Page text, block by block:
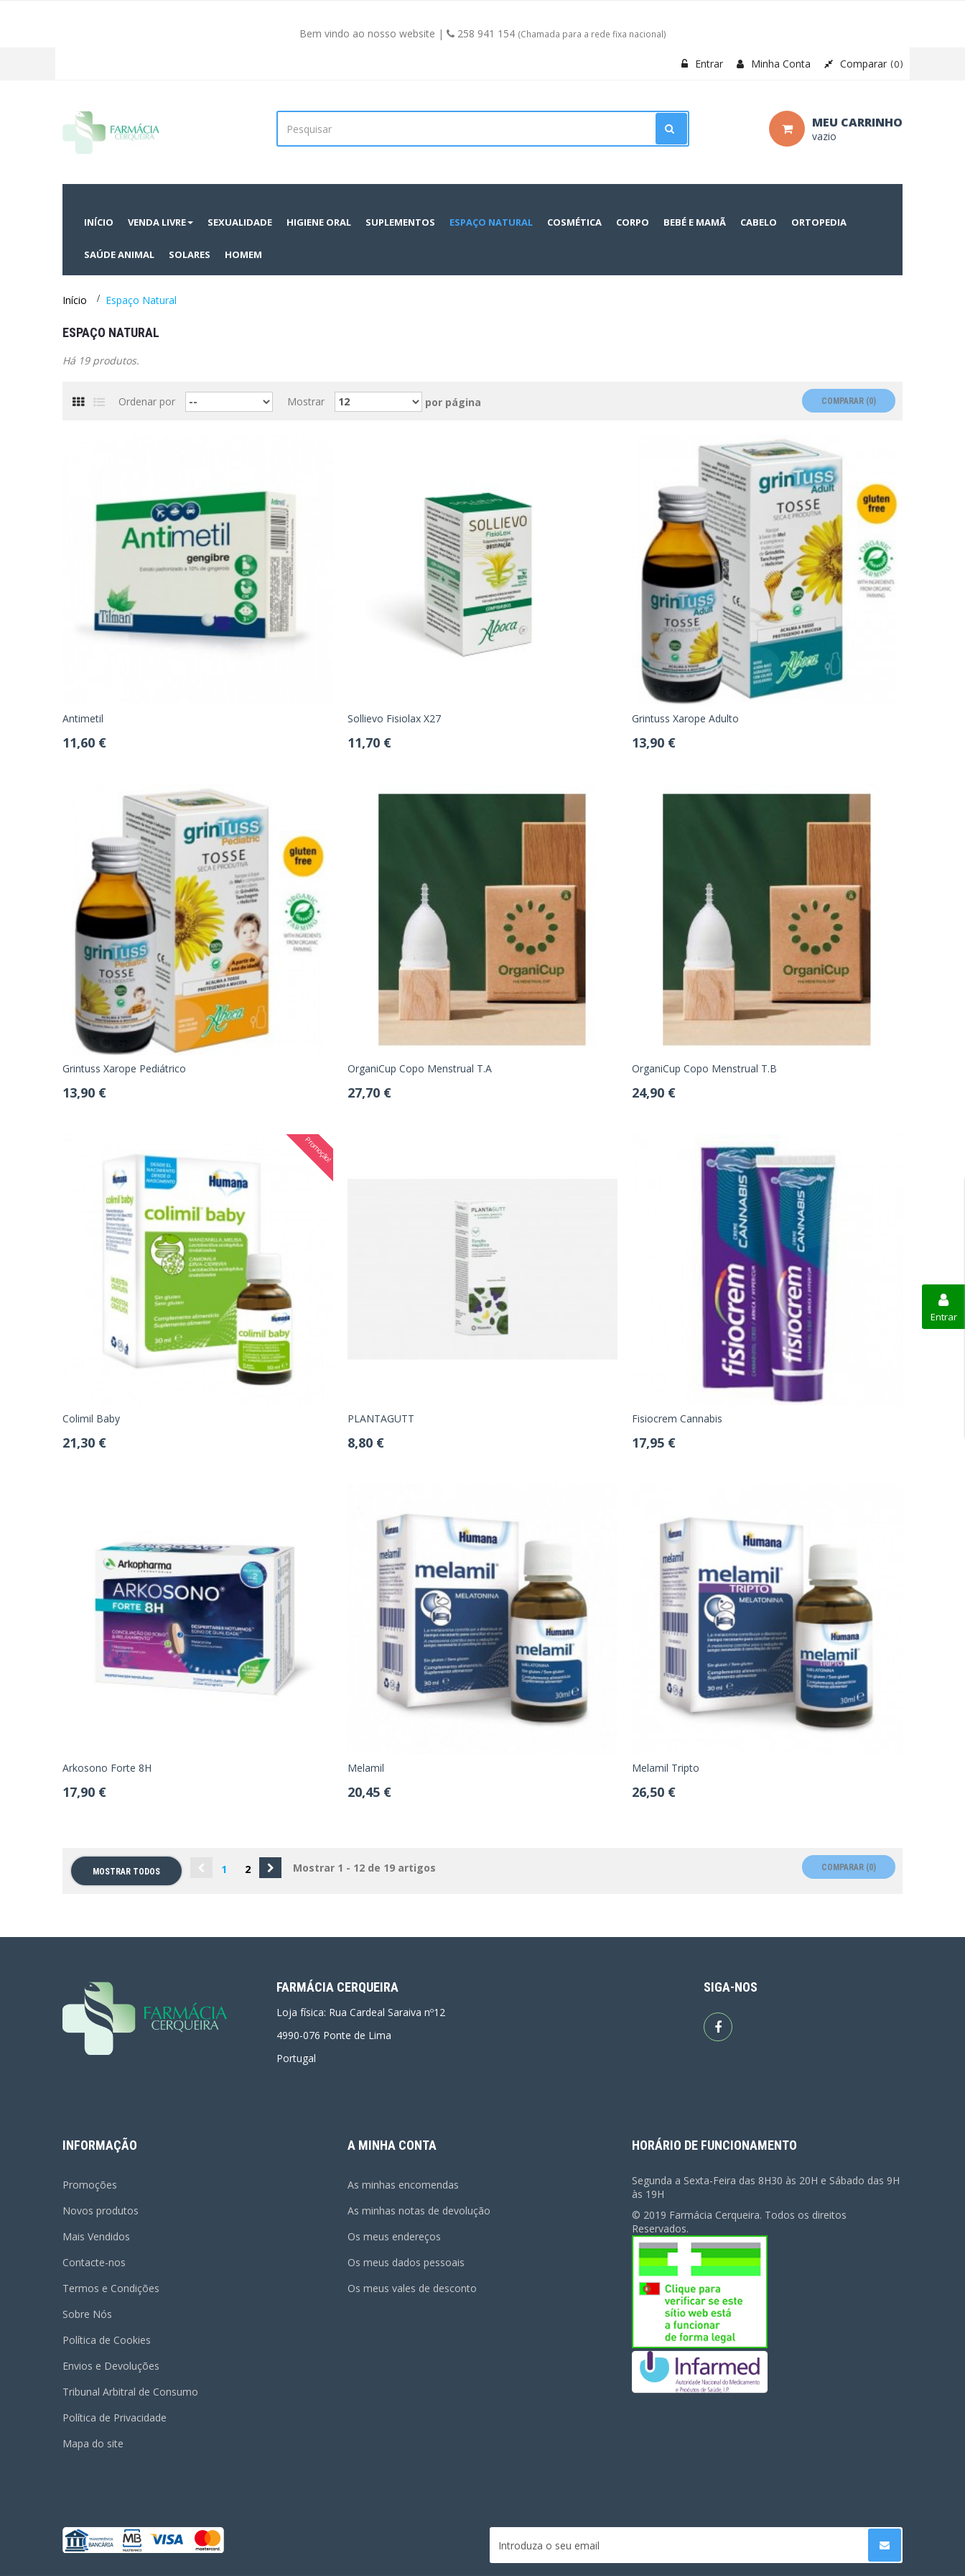
Bem vindo ao nosso website | 258 941 154 (Chamada para a rede fixa nacional)
Entrar Minha Conta Comparar 0
MEU CARRINHO
vazio
INÍCIO VENDA LIVRE SEXUALIDADE HIGIENE ORAL SUPLEMENTOS ESPAÇO NATURAL COSMÉTICA CORPO BEBÉ E MAMÃ CABELO ORTOPEDIA
SAÚDE ANIMAL SOLARES HOMEM
Entrar
Início > Espaço Natural
ESPAÇO NATURAL
Há 19 produtos.
Ordenar por Mostrar por página COMPARAR (0)
Antimetil
11,60 €
Sollievo Fisiolax X27
11,70 €
Grintuss Xarope Adulto
13,90 €
Grintuss Xarope Pediátrico
13,90 €
OrganiCup Copo Menstrual T.A
27,70 €
OrganiCup Copo Menstrual T.B
24,90 €
Promoção!
Colimil Baby
21,30 €
PLANTAGUTT
8,80 €
Fisiocrem Cannabis
17,95 €
Arkosono Forte 8H
17,90 €
Melamil
20,45 €
Melamil Tripto
26,50 €
MOSTRAR TODOS 1 2 Mostrar 1 - 12 de 19 artigos COMPARAR (0)
FARMÁCIA CERQUEIRA
Loja física: Rua Cardeal Saraiva nº12
4990-076 Ponte de Lima
Portugal
SIGA-NOS
INFORMAÇÃO
Promoções
Novos produtos
Mais Vendidos
Contacte-nos
Termos e Condições
Sobre Nós
Política de Cookies
Envios e Devoluções
Tribunal Arbitral de Consumo
Política de Privacidade
Mapa do site
A MINHA CONTA
As minhas encomendas
As minhas notas de devolução
Os meus endereços
Os meus dados pessoais
Os meus vales de desconto
HORÁRIO DE FUNCIONAMENTO
Segunda a Sexta-Feira das 8H30 às 20H e Sábado das 9H
às 19H
© 2019 Farmácia Cerqueira. Todos os direitos
Reservados.